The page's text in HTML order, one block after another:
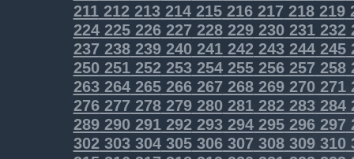
211212213214215216217218219
224225226227228229230231232
237238239240241242243244245
250251252253254255256257258
263264265266267268269270271
276277278279280281282283284
289290291292293294295296297
302303304305306307308309310